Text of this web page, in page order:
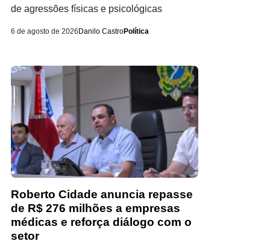
de agressões físicas e psicológicas
6 de agosto de 2026 Danilo CastroPolítica
Roberto Cidade anuncia repasse
de R$ 276 milhões a empresas
médicas e reforça diálogo com o
setor